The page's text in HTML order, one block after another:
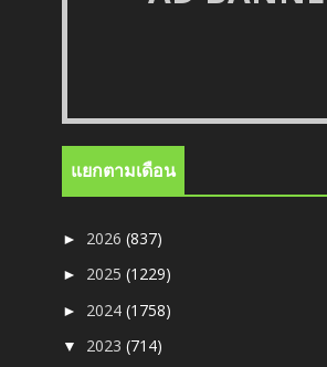
แยกตามเดือน
► 2026(837)
► 2025(1229)
► 2024(1758)
▼ 2023(714)